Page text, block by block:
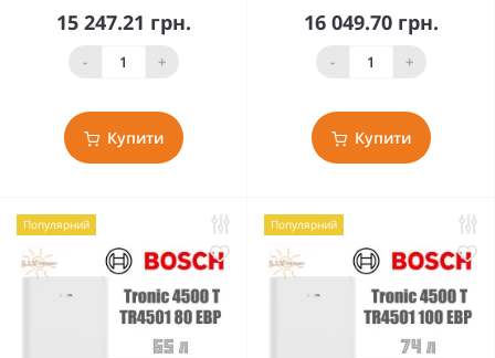
15 247.21 грн.
- +
Купити
16 049.70 грн.
- +
Купити
Популярний Популярний